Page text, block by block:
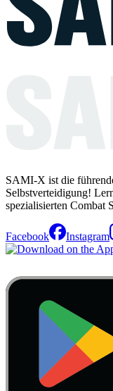
SAMI-X ist die
Selbstverteidigung!
spezialisierten Combat
Facebook Instagram